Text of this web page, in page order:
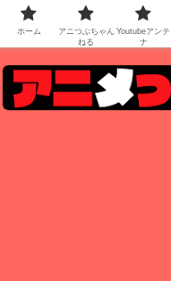
ホーム
アニつぶちゃん
ねる
Youtubeアンテ
ナ